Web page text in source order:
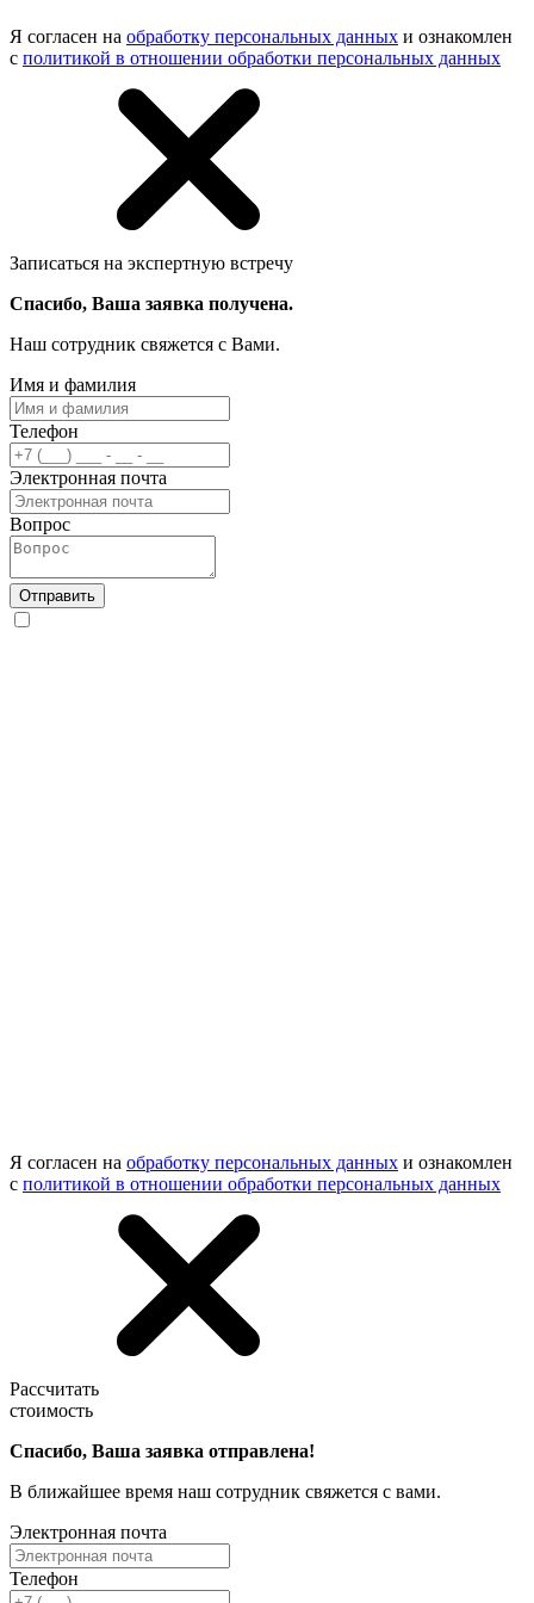
Я согласен на обработку персональных данных и ознакомлен
с политикой в отношении обработки персональных данных
Записаться на экспертную встречу
Спасибо, Ваша заявка получена.
Наш сотрудник свяжется с Вами.
Имя и фамилия
Телефон
Электронная почта
Вопрос
Отправить
Я согласен на обработку персональных данных и ознакомлен
с политикой в отношении обработки персональных данных
Рассчитать
стоимость
Спасибо, Ваша заявка отправлена!
В ближайшее время наш сотрудник свяжется с вами.
Электронная почта
Телефон